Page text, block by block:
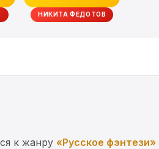
НИКИТА ФЕДОТОВ
к жанру «Русское фэнтези»